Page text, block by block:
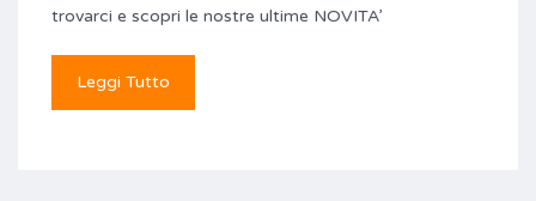
trovarci e scopri le nostre ultime NOVITA’
Leggi Tutto